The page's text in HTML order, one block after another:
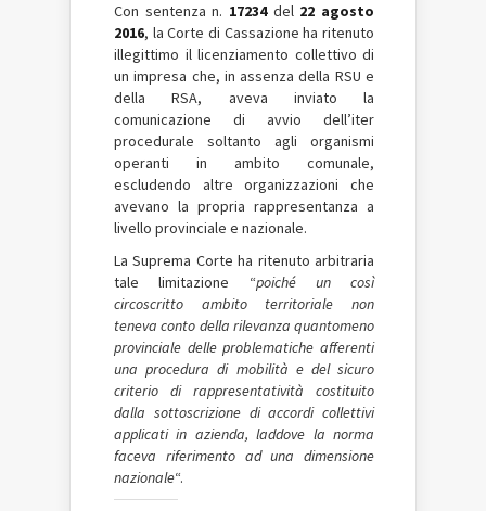
Con sentenza n. 17234del 22 agosto
2016, la Corte di Cassazione ha ritenuto
illegittimo il licenziamento collettivo di
un impresa che, in assenza della RSU e
della RSA, aveva inviato la
comunicazione di avvio dell’iter
procedurale soltanto agli organismi
operanti in ambito comunale,
escludendo altre organizzazioni che
avevano la propria rappresentanza a
livello provinciale e nazionale.
La Suprema Corte ha ritenuto arbitraria
tale limitazione “poiché un così
circoscritto ambito territoriale non
teneva conto della rilevanza quantomeno
provinciale delle problematiche afferenti
una procedura di mobilità e del sicuro
criterio di rappresentatività costituito
dalla sottoscrizione di accordi collettivi
applicati in azienda, laddove la norma
faceva riferimento ad una dimensione
nazionale“.